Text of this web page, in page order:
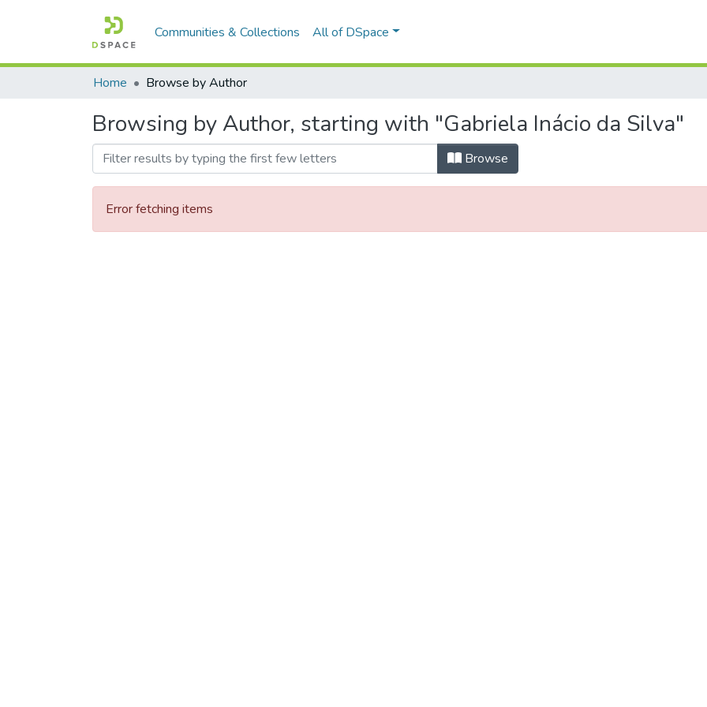
Communities & Collections All of DSpace
Home Browse by Author
Browsing by Author, starting with "Gabriela Inácio da Silva"
Browse
Error fetching items